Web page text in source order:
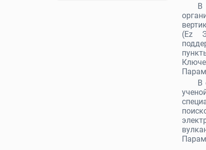
В
(Ez
В